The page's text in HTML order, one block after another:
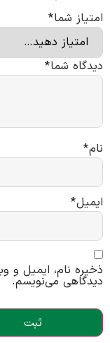
امتیاز شما*
دیدگاه شما*
نام*
ایمیل*
ذخیره نام، ایمیل و
دیدگاهی می‌نویسم.